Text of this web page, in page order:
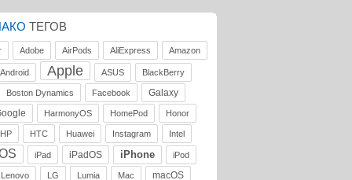
ТЕГОВ
Adobe AirPods AliExpress Amazon
Android Apple ASUS BlackBerry
Boston Dynamics Facebook
Galaxy
HarmonyOS HomePod Honor
HP HTC Huawei Instagram Intel
iPad iPadOS iPhone iPod
Lenovo LG Lumia Mac macOS